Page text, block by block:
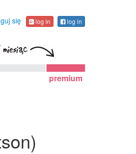
się log in log in
premium